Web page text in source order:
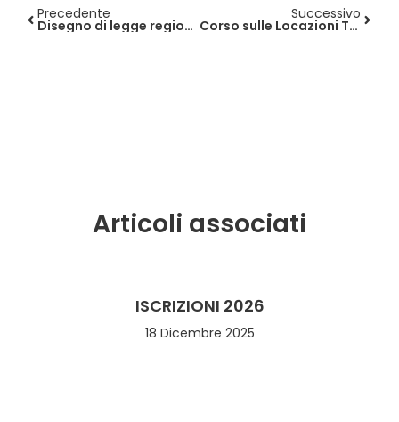
Precedente
Disegno di legge regionale n. 203
Successivo
Corso sulle Locazioni Turistiche
Articoli associati
ISCRIZIONI 2026
18 Dicembre 2025